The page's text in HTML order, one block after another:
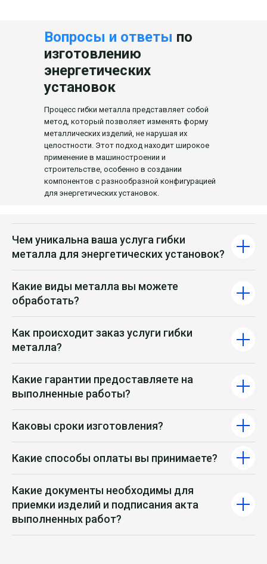
Вопросы и ответы по
изготовлению
энергетических
установок
Процесс гибки металла представляет собой
метод, который позволяет изменять форму
металлических изделий, не нарушая их
целостности. Этот подход находит широкое
применение в машиностроении и
строительстве, особенно в создании
компонентов с разнообразной конфигурацией
для энергетических установок.
Чем уникальна ваша услуга гибки
металла для энергетических установок?
Какие виды металла вы можете
обработать?
Как происходит заказ услуги гибки
металла?
Какие гарантии предоставляете на
выполненные работы?
Каковы сроки изготовления?
Какие способы оплаты вы принимаете?
Какие документы необходимы для
приемки изделий и подписания акта
выполненных работ?
Контакты компании
по лазерной резке в
Москве